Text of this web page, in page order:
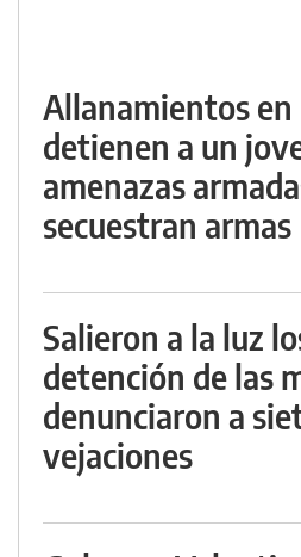
Allanamientos en
detienen a un
amenazas
secuestran armas
Salieron a la luz
detención de las
denunciaron a
vejaciones